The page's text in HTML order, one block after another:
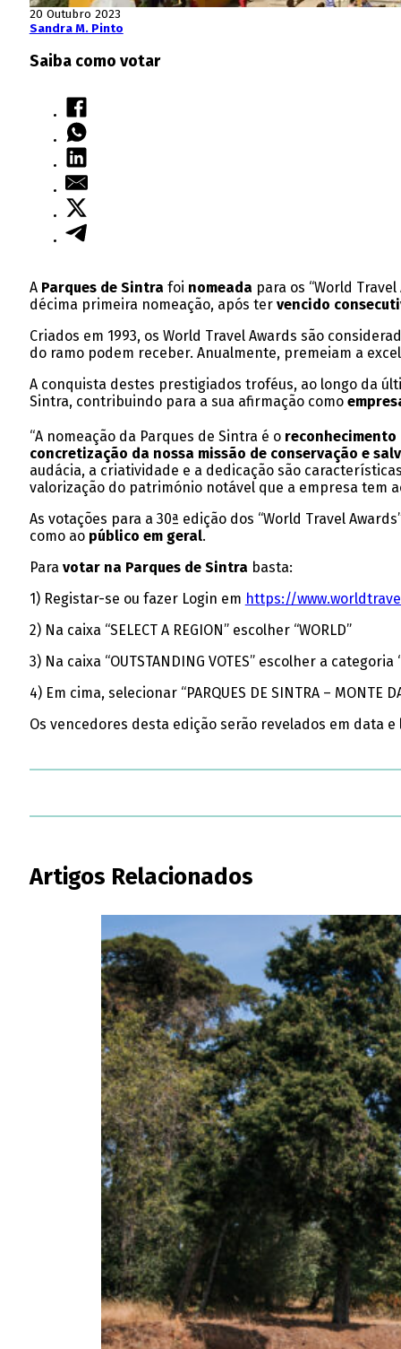
20 Outubro 2023
Sandra M. Pinto
Saiba como votar
A Parques de Sintra foi nomeada para os “World
décima primeira nomeação, após ter vencido
Criados em 1993, os World Travel Awards são
do ramo podem receber. Anualmente, premeiam a
A conquista destes prestigiados troféus, ao longo da
Sintra, contribuindo para a sua afirmação como
“A nomeação da Parques de Sintra é o
concretização da nossa missão de conservação e
audácia, a criatividade e a dedicação são
valorização do património notável que a empresa tem
As votações para a 30ª edição dos “World Travel
como ao público em geral.
Para votar na Parques de Sintra basta:
1) Registar-se ou fazer Login em https://
2) Na caixa “SELECT A REGION” escolher “WORLD”
3) Na caixa “OUTSTANDING VOTES” escolher a
4) Em cima, selecionar “PARQUES DE SINTRA – MONTE
Os vencedores desta edição serão revelados em data
Artigos Relacionados